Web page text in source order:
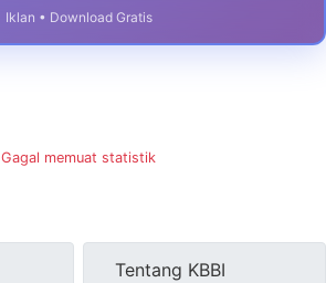
Iklan • Download Gratis
Gagal memuat statistik
Tentang KBBI